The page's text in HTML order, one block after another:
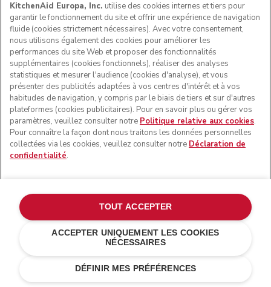
€ 159,00
Économies de
KitchenAid Europa, Inc. utilise des cookies internes et tiers pour
garantir le fonctionnement du site et offrir une expérience de navigation
fluide (cookies strictement nécessaires). Avec votre consentement,
nous utilisons également des cookies pour améliorer les
performances du site Web et proposer des fonctionnalités
supplémentaires (cookies fonctionnels), réaliser des analyses
statistiques et mesurer l'audience (cookies d'analyse), et vous
présenter des publicités adaptées à vos centres d'intérêt et à vos
habitudes de navigation, y compris par le biais de tiers et sur d'autres
plateformes (cookies publicitaires). Pour en savoir plus ou gérer vos
paramètres, veuillez consulter notre Politique relative aux cookies.
Pour connaître la façon dont nous traitons les données personnelles
collectées via les cookies, veuillez consulter notre Déclaration de
confidentialité.
DÉFINIR MES PRÉFÉRENCES
ACCEPTER UNIQUEMENT LES COOKIES
NÉCESSAIRES
TOUT ACCEPTER